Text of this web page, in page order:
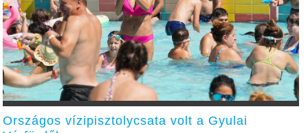
Országos vízipisztolycsata volt a Gyulai